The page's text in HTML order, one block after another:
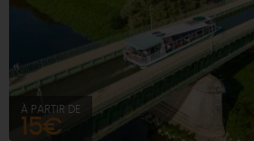
À PARTIR DE
15€